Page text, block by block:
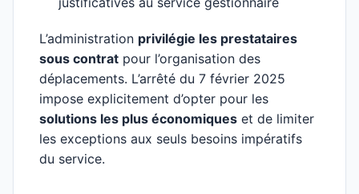
L’administration privilégie les prestataires
sous contrat pour l’organisation des
déplacements. L’arrêté du 7 février 2025
impose explicitement d’opter pour les
solutions les plus économiques et de limiter
les exceptions aux seuls besoins impératifs
du service.